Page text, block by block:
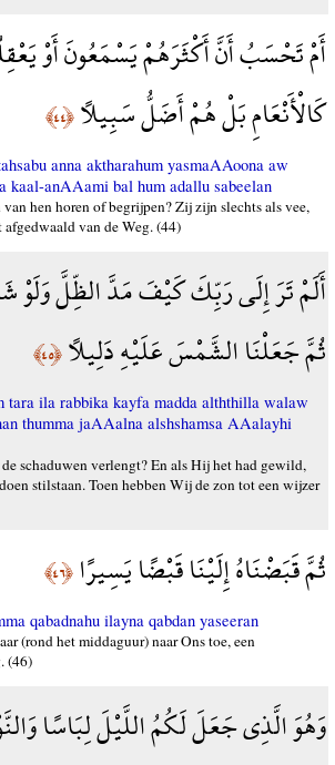
أَمْ تَحْسَبُ أَنَّ أَكْثَرَهُمْ يَسْمَعُونَ أَوْ
كَالْأَنْعَامِ بَلْ هُمْ أَضَلُّ سَبِيلًا﴿٤٤﴾
anna aktharahum yasmaAAoona aw
kaal-anAAami bal hum adallu sabeelan
hen horen of begrijpen? Zij zijn slechts als vee,
van de Weg. (44)
أَلَمْ تَرَ إِلَى رَبِّكَ كَيْفَ مَدَّ الظِّلَّ وَلَوْ
ثُمَّ جَعَلْنَا الشَّمْسَ عَلَيْهِ دَلِيلًا﴿٤٥﴾
tara ila rabbika kayfa madda alththilla walaw
thumma jaAAalna alshshamsa AAalayhi
schaduwen verlengt? En als Hij het had gewild,
stilstaan. Toen hebben Wij de zon tot een wijzer
ثُمَّ قَبَضْنَاهُ إِلَيْنَا قَبْضًا يَسِيرًا﴿٤٦﴾
qabadnahu ilayna qabdan yaseeran
(rond het middaguur) naar Ons toe, een
(46)
وَهُوَ الَّذِي جَعَلَ لَكُمُ اللَّيْلَ لِبَاسًا